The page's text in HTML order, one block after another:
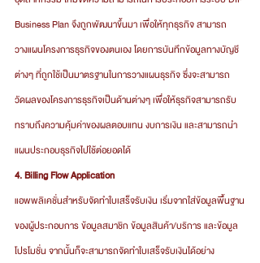
Business Plan จึงถูกพัฒนาขึ้นมา เพื่อให้ทุกธุรกิจ สามารถ
วางแผนโครงการธุรกิจของตนเอง โดยการบันทึกข้อมูลทางบัญชี
ต่างๆ ที่ถูกใช้เป็นมาตรฐานในการวางแผนธุรกิจ ซึ่งจะสามารถ
วัดผลของโครงการธุรกิจเป็นด้านต่างๆ เพื่อให้ธุรกิจสามารถรับ
ทราบถึงความคุ้มค่าของผลตอบแทน งบการเงิน และสามารถนำ
แผนประกอบธุรกิจไปใช้ต่อยอดได้
4. Billing Flow Application
แอพพลิเคชั่นสำหรับจัดทำใบเสร็จรับเงิน เริ่มจากใส่ข้อมูลพื้นฐาน
ของผู้ประกอบการ ข้อมูลสมาชิก ข้อมูลสินค้า/บริการ และข้อมูล
โปรโมชั่น จากนั้นก็จะสามารถจัดทำใบเสร็จรับเงินได้อย่าง